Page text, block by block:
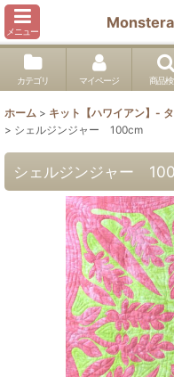
メニュー
カテゴリ マイページ 商品
ホーム > キット【ハワイアン】-
> シェルジンジャー 100cm
シェルジンジャー